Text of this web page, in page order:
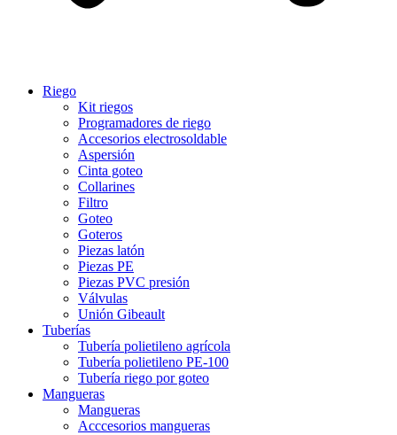
Riego
Kit riegos
Programadores de riego
Accesorios electrosoldable
Aspersión
Cinta goteo
Collarines
Filtro
Goteo
Goteros
Piezas latón
Piezas PE
Piezas PVC presión
Válvulas
Unión Gibeault
Tuberías
Tubería polietileno agrícola
Tubería polietileno PE-100
Tubería riego por goteo
Mangueras
Mangueras
Acccesorios mangueras